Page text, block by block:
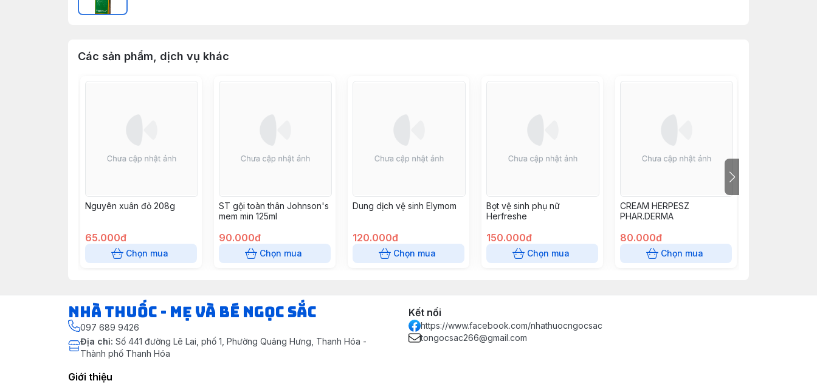
Các sản phẩm, dịch vụ khác
Nguyên xuân đỏ 208g
65.000đ
Chọn mua
ST gội toàn thân Johnson's
mem min 125ml
90.000đ
Chọn mua
Dung dịch vệ sinh Elymom
120.000đ
Chọn mua
Bọt vệ sinh phụ nữ
Herfreshe
150.000đ
Chọn mua
CREAM HERPESZ
PHAR.DERMA
80.000đ
Chọn mua
Nhà Thuốc - Mẹ và Bé Ngọc Sắc
097 689 9426
Địa chỉ: Số 441 đường Lê Lai, phố 1, Phường Quảng Hưng, Thanh Hóa -
Thành phố Thanh Hóa
Kết nối
https://www.facebook.com/nhathuocngocsac
tongocsac266@gmail.com
Giới thiệu